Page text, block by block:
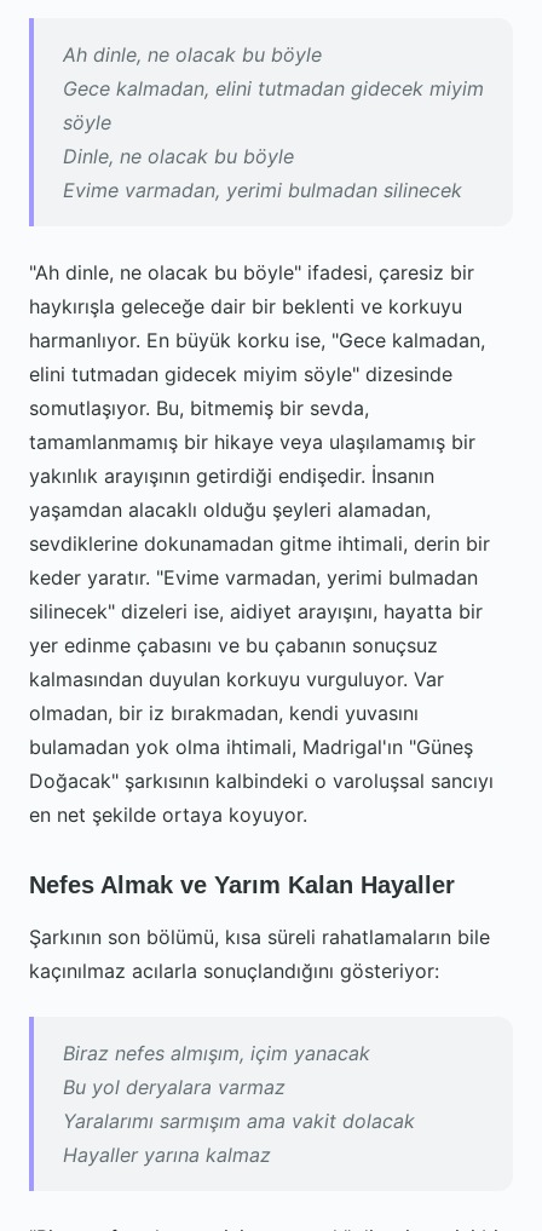
Ah dinle, ne olacak bu böyle
Gece kalmadan, elini tutmadan gidecek miyim
söyle
Dinle, ne olacak bu böyle
Evime varmadan, yerimi bulmadan silinecek
"Ah dinle, ne olacak bu böyle" ifadesi, çaresiz bir
haykırışla geleceğe dair bir beklenti ve korkuyu
harmanlıyor. En büyük korku ise, "Gece kalmadan,
elini tutmadan gidecek miyim söyle" dizesinde
somutlaşıyor. Bu, bitmemiş bir sevda,
tamamlanmamış bir hikaye veya ulaşılamamış bir
yakınlık arayışının getirdiği endişedir. İnsanın
yaşamdan alacaklı olduğu şeyleri alamadan,
sevdiklerine dokunamadan gitme ihtimali, derin bir
keder yaratır. "Evime varmadan, yerimi bulmadan
silinecek" dizeleri ise, aidiyet arayışını, hayatta bir
yer edinme çabasını ve bu çabanın sonuçsuz
kalmasından duyulan korkuyu vurguluyor. Var
olmadan, bir iz bırakmadan, kendi yuvasını
bulamadan yok olma ihtimali, Madrigal'ın "Güneş
Doğacak" şarkısının kalbindeki o varoluşsal sancıyı
en net şekilde ortaya koyuyor.
Nefes Almak ve Yarım Kalan Hayaller
Şarkının son bölümü, kısa süreli rahatlamaların bile
kaçınılmaz acılarla sonuçlandığını gösteriyor:
Biraz nefes almışım, içim yanacak
Bu yol deryalara varmaz
Yaralarımı sarmışım ama vakit dolacak
Hayaller yarına kalmaz